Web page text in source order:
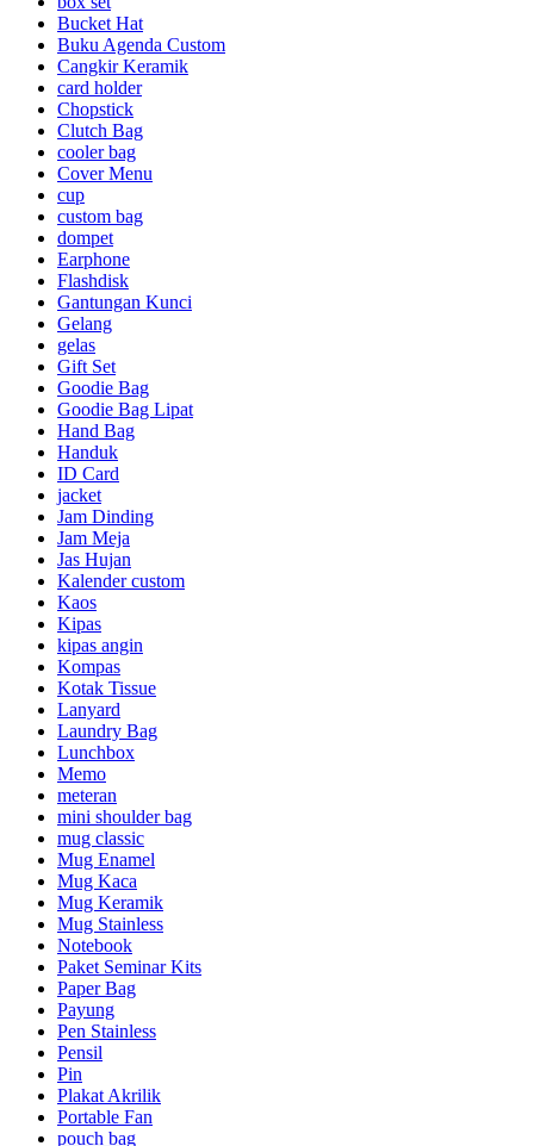
Bucket Hat
Buku Agenda Custom
Cangkir Keramik
card holder
Chopstick
Clutch Bag
cooler bag
Cover Menu
cup
custom bag
dompet
Earphone
Flashdisk
Gantungan Kunci
Gelang
gelas
Gift Set
Goodie Bag
Goodie Bag Lipat
Hand Bag
Handuk
ID Card
jacket
Jam Dinding
Jam Meja
Jas Hujan
Kalender custom
Kaos
Kipas
kipas angin
Kompas
Kotak Tissue
Lanyard
Laundry Bag
Lunchbox
Memo
meteran
mini shoulder bag
mug classic
Mug Enamel
Mug Kaca
Mug Keramik
Mug Stainless
Notebook
Paket Seminar Kits
Paper Bag
Payung
Pen Stainless
Pensil
Pin
Plakat Akrilik
Portable Fan
pouch bag